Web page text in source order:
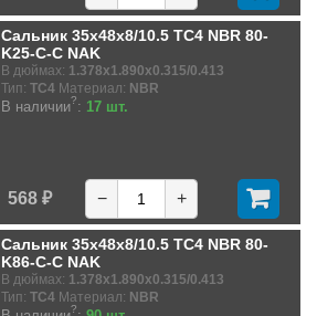
Сальник 35x48x8/10.5 TC4 NBR 80-
K25-C-C NAK
В дюймах: 1.378x1.890x0.315/0.413
Тип: TC4 Материал: NBR
В наличии?: 17 шт.
568 ₽ − +
Сальник 35x48x8/10.5 TC4 NBR 80-
K86-C-C NAK
В дюймах: 1.378x1.890x0.315/0.413
Тип: TC4 Материал: NBR
?